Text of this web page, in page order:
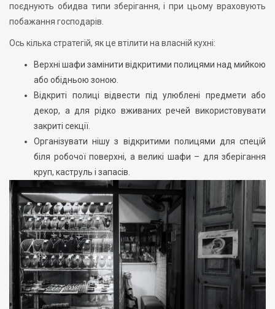
поєднують обидва типи зберігання, і при цьому враховують
побажання господарів.
Ось кілька стратегій, як це втілити на власній кухні:
Верхні шафи замінити відкритими полицями над мийкою
або обідньою зоною.
Відкриті полиці відвести під улюблені предмети або
декор, а для рідко вживаних речей використовувати
закриті секції.
Організувати нішу з відкритими полицями для спецій
біля робочої поверхні, а великі шафи – для зберігання
круп, каструль і запасів.